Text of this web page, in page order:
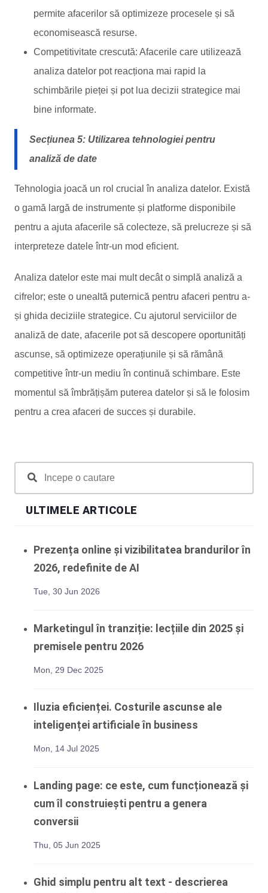
permite afacerilor să optimizeze procesele și să
economisească resurse.
Competitivitate crescută: Afacerile care utilizează
analiza datelor pot reacționa mai rapid la
schimbările pieței și pot lua decizii strategice mai
bine informate.
Secțiunea 5: Utilizarea tehnologiei pentru
analiză de date
Tehnologia joacă un rol crucial în analiza datelor. Există
o gamă largă de instrumente și platforme disponibile
pentru a ajuta afacerile să colecteze, să prelucreze și să
interpreteze datele într-un mod eficient.
Analiza datelor este mai mult decât o simplă analiză a
cifrelor; este o unealtă puternică pentru afaceri pentru a-
și ghida deciziile strategice. Cu ajutorul serviciilor de
analiză de date, afacerile pot să descopere oportunități
ascunse, să optimizeze operațiunile și să rămână
competitive într-un mediu în continuă schimbare. Este
momentul să îmbrățișăm puterea datelor și să le folosim
pentru a crea afaceri de succes și durabile.
ULTIMELE ARTICOLE
Prezența online și vizibilitatea brandurilor în
2026, redefinite de AI
Tue, 30 Jun 2026
Marketingul în tranziție: lecțiile din 2025 și
premisele pentru 2026
Mon, 29 Dec 2025
Iluzia eficienței. Costurile ascunse ale
inteligenței artificiale în business
Mon, 14 Jul 2025
Landing page: ce este, cum funcționează și
cum îl construiești pentru a genera
conversii
Thu, 05 Jun 2025
Ghid simplu pentru alt text - descrierea